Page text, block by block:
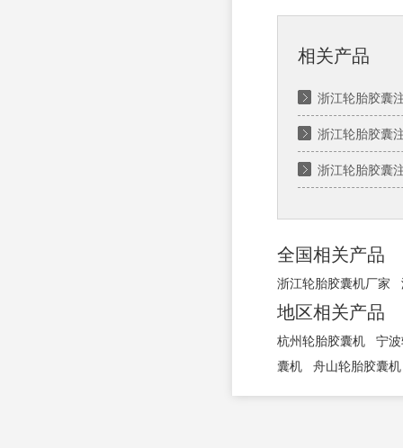
相关产品
浙江轮胎胶囊
浙江轮胎胶囊
浙江轮胎胶囊
全国相关产品
浙江轮胎胶囊机厂家
地区相关产品
杭州轮胎胶囊机 宁
囊机 舟山轮胎胶囊机